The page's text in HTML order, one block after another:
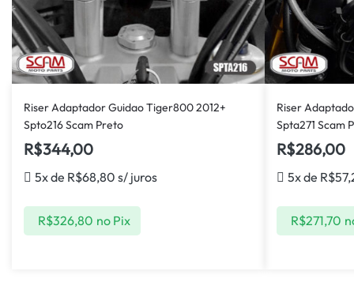
Riser Adaptador Guidao Tiger800 2012+
Spto216 Scam Preto
R$344,00
5x de R$68,80 s/ juros
R$326,80 no Pix
Riser
Spta271 Scam
R$286,00
5x de R$
R$271,70